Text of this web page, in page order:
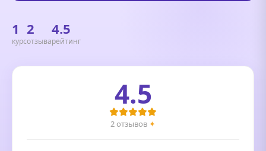
1
курс
2
отзыва
4.5
рейтинг
4.5
2 отзывов ✦